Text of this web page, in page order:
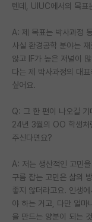
텐데, UIUC에서의 목표
A: 제 목표는 박사과정
사실 환경공학 분야는
않고 IF가 높은 저널이
다는 제 박사과정의 대
싶어요.
Q: 그 한 편이 나오길
24년 3월의 OO 학생처
주신다면요?
A: 저는 생산적인 고민
구름 잡는 고민은 삶의
좋지 않더라고요. 인생
야 하는 거고, 다만 얼마
을 만드는 양분이 되는